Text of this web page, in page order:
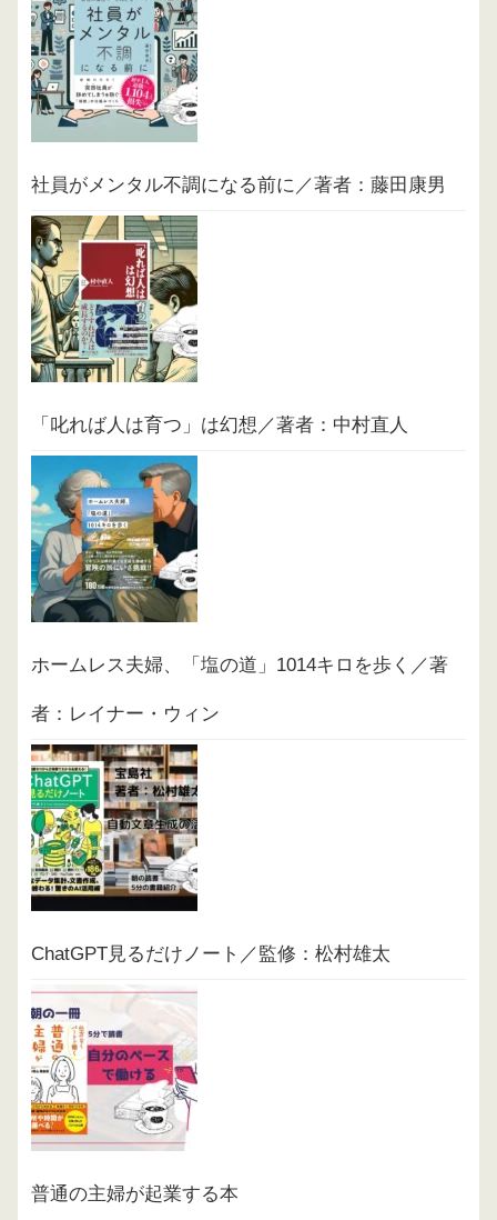
社員がメンタル不調になる前に／著者：藤田康男
「叱れば人は育つ」は幻想／著者：中村直人
ホームレス夫婦、「塩の道」1014キロを歩く／著
者：レイナー・ウィン
ChatGPT見るだけノート／監修：松村雄太
普通の主婦が起業する本